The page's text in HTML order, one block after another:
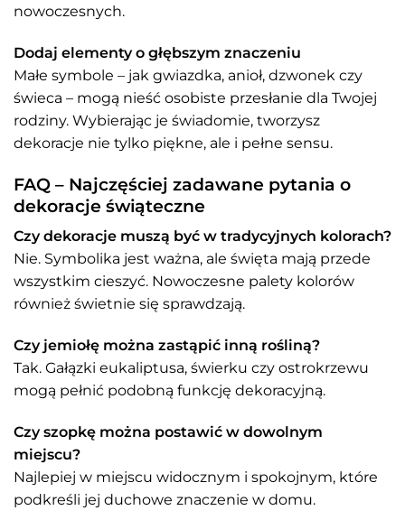
nowoczesnych.
Dodaj elementy o głębszym znaczeniu
Małe symbole – jak gwiazdka, anioł, dzwonek czy
świeca – mogą nieść osobiste przesłanie dla Twojej
rodziny. Wybierając je świadomie, tworzysz
dekoracje nie tylko piękne, ale i pełne sensu.
FAQ – Najczęściej zadawane pytania o
dekoracje świąteczne
Czy dekoracje muszą być w tradycyjnych kolorach?
Nie. Symbolika jest ważna, ale święta mają przede
wszystkim cieszyć. Nowoczesne palety kolorów
również świetnie się sprawdzają.
Czy jemiołę można zastąpić inną rośliną?
Tak. Gałązki eukaliptusa, świerku czy ostrokrzewu
mogą pełnić podobną funkcję dekoracyjną.
Czy szopkę można postawić w dowolnym
miejscu?
Najlepiej w miejscu widocznym i spokojnym, które
podkreśli jej duchowe znaczenie w domu.